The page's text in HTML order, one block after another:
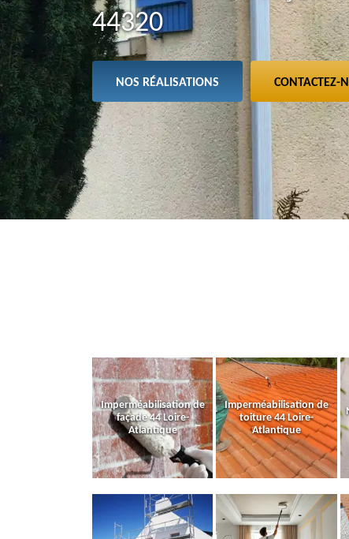
44320
NOS RÉALISATIONS CONTACTEZ-
Imperméabilisation de
façade 44 Loire-
Atlantique
Imperméabilisation de
toiture 44 Loire-
Atlantique